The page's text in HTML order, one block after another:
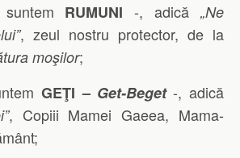
RUMUNI-, adică„Ne
, zeul nostru protector, de la
moşilor;
GEŢI – Get-Beget-, adică
, Copiii Mamei Gaeea, Mama-